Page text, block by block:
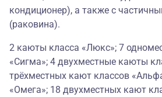
кондиционер), а также с
(раковина).
2 каюты класса «Люкс»; 7
«Сигма»; 4 двухместные каюты
трёхместных кают классов
«Омега»; 18 двухместных кают